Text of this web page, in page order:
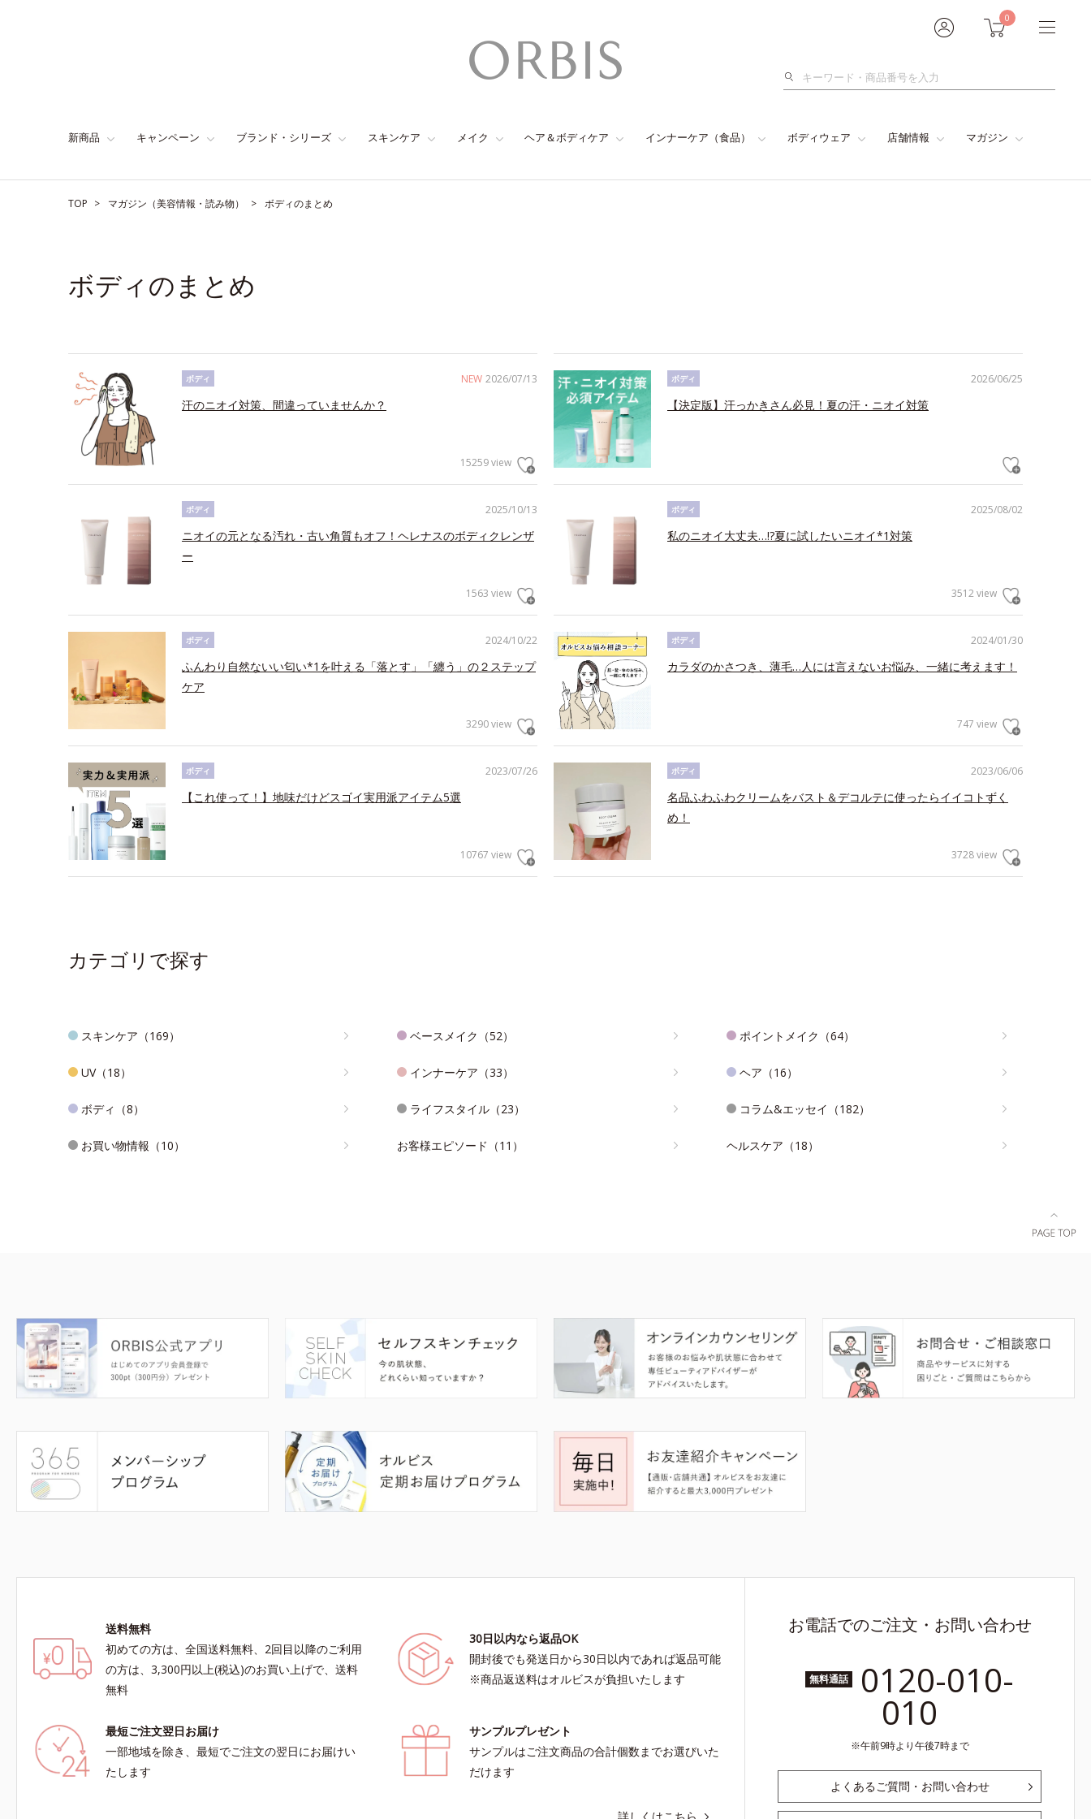
0
検
新商品 キャンペーン ブランド・シリーズ スキンケア メイク ヘア＆ボディケア インナーケア（食品） ボディウェア 店舗情報 マガジン
TOP マガジン（美容情報・読み物） ボディのまとめ
ボディのまとめ
NEW 2026/07/13
ボディ
汗のニオイ対策、間違っていませんか？
15259 view
2026/06/25
ボディ
【決定版】汗っかきさん必見！夏の汗・ニオイ対策
2025/10/13
ボディ
ニオイの元となる汚れ・古い角質もオフ！ヘレナスのボディクレンザ
ー
1563 view
2025/08/02
ボディ
私のニオイ大丈夫…!?夏に試したいニオイ*1対策
3512 view
2024/10/22
ボディ
ふんわり自然ないい匂い*1を叶える「落とす」「纏う」の２ステップ
ケア
3290 view
2024/01/30
ボディ
カラダのかさつき、薄毛…人には言えないお悩み、一緒に考えます！
747 view
2023/07/26
ボディ
【これ使って！】地味だけどスゴイ実用派アイテム5選
10767 view
2023/06/06
ボディ
名品ふわふわクリームをバスト＆デコルテに使ったらイイコトずく
め！
3728 view
カテゴリで探す
スキンケア（169） ベースメイク（52） ポイントメイク（64）
UV（18） インナーケア（33） ヘア（16）
ボディ（8） ライフスタイル（23） コラム&エッセイ（182）
お買い物情報（10） お客様エピソード（11） ヘルスケア（18）
送料無料
初めての方は、全国送料無料、2回目以降のご利用
の方は、3,300円以上(税込)のお買い上げで、送料
無料
30日以内なら返品OK
開封後でも発送日から30日以内であれば返品可能
※商品返送料はオルビスが負担いたします
最短ご注文翌日お届け
一部地域を除き、最短でご注文の翌日にお届けい
たします
サンプルプレゼント
サンプルはご注文商品の合計個数までお選びいた
だけます
お電話でのご注文・お問い合わせ
無料通話 0120-010-
010
午前9時より午後7時まで
よくあるご質問・お問い合わせ